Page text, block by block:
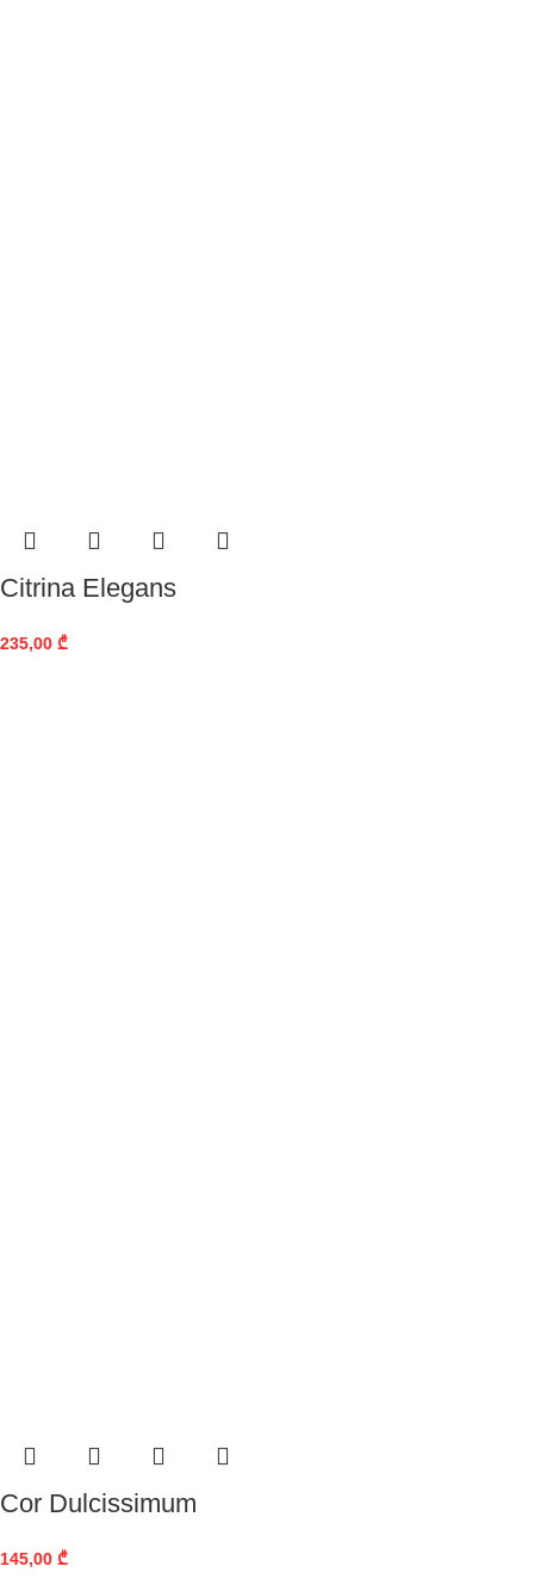
Citrina Elegans
235,00 ₾
Cor Dulcissimum
145,00 ₾